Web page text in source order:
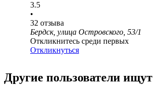
3.5
•
32 отзыва
Бердск, улица Островского, 53/1
Откликнитесь среди первых
Откликнуться
Другие пользователи ищут